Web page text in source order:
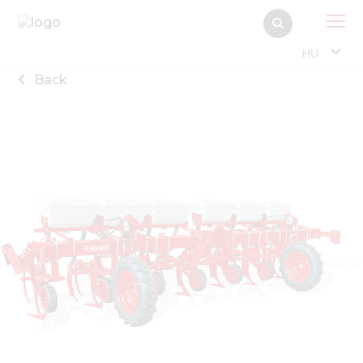
HU
Back